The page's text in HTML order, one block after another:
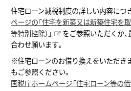
住宅ローン減税制度の詳しい内容につ
ページの「住宅を新築又は新築住宅を
等特別控除）」
をご参照いただくか
合わせ願います。
※住宅ローンのお借り換えをいただき
もご参照ください。
国税庁ホームページ「住宅ローン等の